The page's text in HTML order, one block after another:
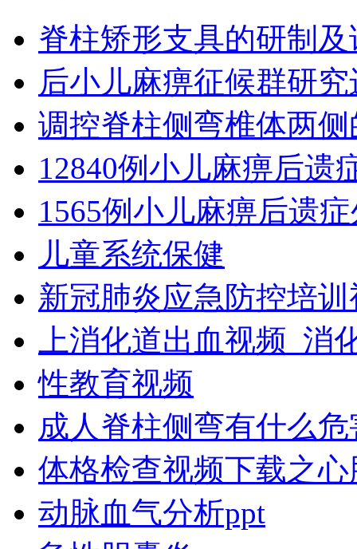
脊柱矫形支具的研制
后小儿麻痹征候群研
调控脊柱侧弯椎体两
12840例小儿麻痹后遗
1565例小儿麻痹后遗
儿童系统保健
新冠肺炎应急防控培
上消化道出血视频_消
性教育视频
成人脊柱侧弯有什么
体格检查视频下载之
动脉血气分析ppt